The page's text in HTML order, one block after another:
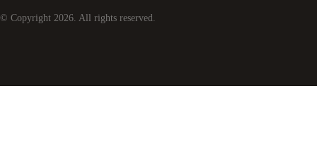
© Copyright 2026. All rights reserved.